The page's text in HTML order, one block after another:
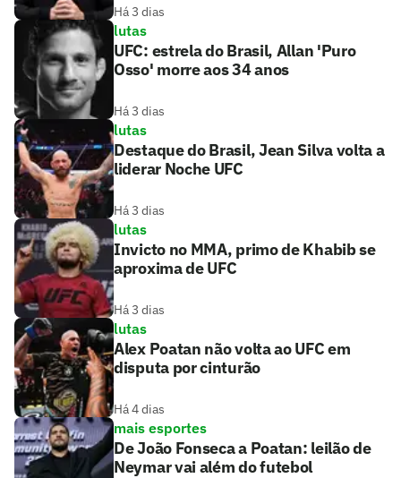
Há 3 dias
lutas
UFC: estrela do Brasil, Allan 'Puro
Osso' morre aos 34 anos
Há 3 dias
lutas
Destaque do Brasil, Jean Silva volta a
liderar Noche UFC
Há 3 dias
lutas
Invicto no MMA, primo de Khabib se
aproxima de UFC
Há 3 dias
lutas
Alex Poatan não volta ao UFC em
disputa por cinturão
Há 4 dias
mais esportes
De João Fonseca a Poatan: leilão de
Neymar vai além do futebol